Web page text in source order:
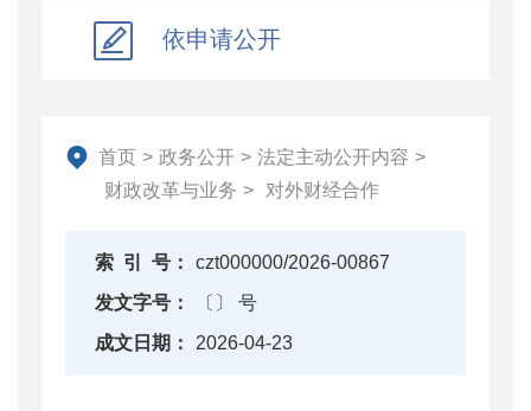
乡村振兴
资产监督管理
金融工作
财政内控监督
下载中心
重点领域信息公开
依申请公开
首页 > 政务公开 > 法定主动公开内容 >
财政改革与业务 > 对外财经合作
索 引 号：
czt000000/2026-00867
发文字号：
〔〕 号
成文日期：
2026-04-23